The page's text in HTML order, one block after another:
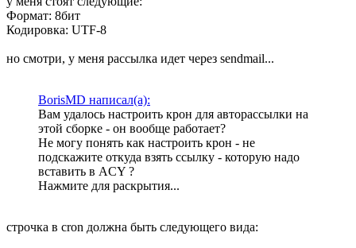
Формат: 8бит
Кодировка: UTF-8
но смотри, у меня рассылка идет через sendmail...
BorisMD написал(а):
Вам удалось настроить крон для авторассылки на
этой сборке - он вообще работает?
Не могу понять как настроить крон - не
подскажите откуда взять ссылку - которую надо
вставить в ACY ?
Нажмите для раскрытия...
строчка в cron должна быть следующего вида: